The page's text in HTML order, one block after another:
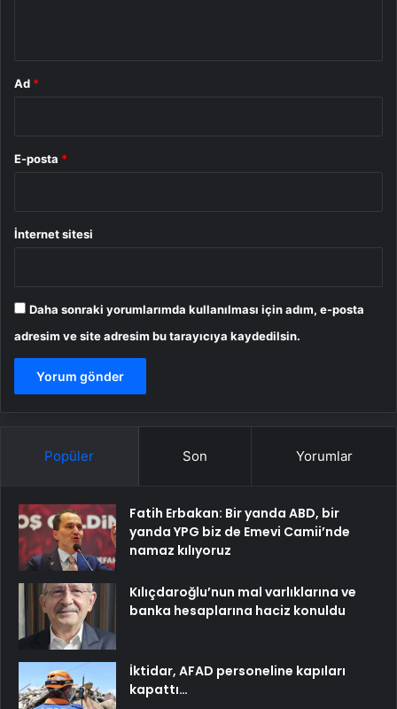
Ad *
E-posta *
İnternet sitesi
Daha sonraki yorumlarımda kullanılması için adım, e-posta
adresim ve site adresim bu tarayıcıya kaydedilsin.
Popüler Son Yorumlar
Fatih Erbakan: Bir yanda ABD, bir
yanda YPG biz de Emevi Camii’nde
namaz kılıyoruz
Kılıçdaroğlu’nun mal varlıklarına ve
banka hesaplarına haciz konuldu
İktidar, AFAD personeline kapıları
kapattı…